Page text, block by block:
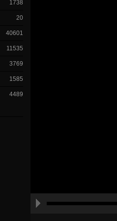
1738
20
40601
11535
3769
1585
4489